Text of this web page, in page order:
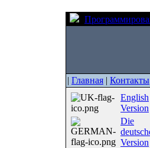
| Главная | Контакты
English
Version
Die
Version